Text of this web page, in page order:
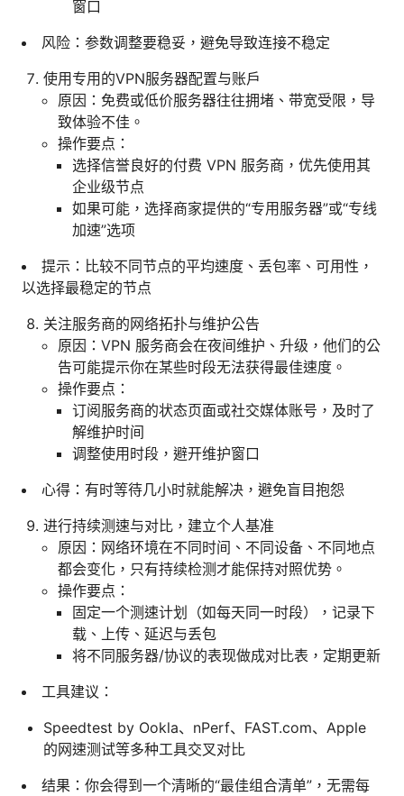
窗口
风险：参数调整要稳妥，避免导致连接不稳定
使用专用的VPN服务器配置与账户
原因：免费或低价服务器往往拥堵、带宽受限，导
致体验不佳。
操作要点：
选择信誉良好的付费 VPN 服务商，优先使用其
企业级节点
如果可能，选择商家提供的“专用服务器”或“专线
加速”选项
提示：比较不同节点的平均速度、丢包率、可用性，
以选择最稳定的节点
关注服务商的网络拓扑与维护公告
原因：VPN 服务商会在夜间维护、升级，他们的公
告可能提示你在某些时段无法获得最佳速度。
操作要点：
订阅服务商的状态页面或社交媒体账号，及时了
解维护时间
调整使用时段，避开维护窗口
心得：有时等待几小时就能解决，避免盲目抱怨
进行持续测速与对比，建立个人基准
原因：网络环境在不同时间、不同设备、不同地点
都会变化，只有持续检测才能保持对照优势。
操作要点：
固定一个测速计划（如每天同一时段），记录下
载、上传、延迟与丢包
将不同服务器/协议的表现做成对比表，定期更新
工具建议：
Speedtest by Ookla、nPerf、FAST.com、Apple
的网速测试等多种工具交叉对比
结果：你会得到一个清晰的“最佳组合清单”，无需每